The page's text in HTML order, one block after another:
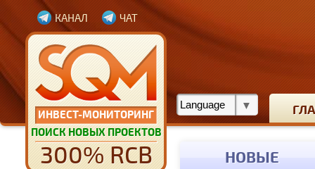
ИНВЕСТ-МОНИТОРИНГ
ПОИСК НОВЫХ ПРОЕКТОВ
300% RCB
КАНАЛ ЧАТ
НОВЫЕ